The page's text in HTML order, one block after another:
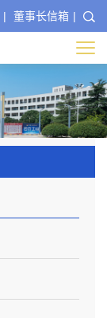
| 董事长信箱 |